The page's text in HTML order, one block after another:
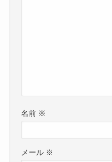
名前 ※
メール ※